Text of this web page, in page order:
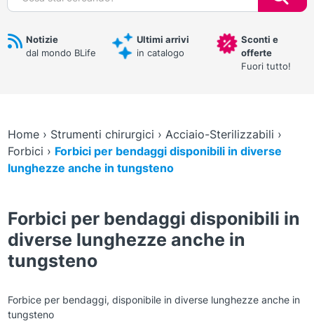
Notizie
dal mondo BLife
Ultimi arrivi
in catalogo
Sconti e
offerte
Fuori tutto!
Home› Strumenti chirurgici › Acciaio-Sterilizzabili ›
Forbici › Forbici per bendaggi disponibili in diverse
lunghezze anche in tungsteno
Forbici per bendaggi disponibili in
diverse lunghezze anche in
tungsteno
Forbice per bendaggi, disponibile in diverse lunghezze anche in
tungsteno